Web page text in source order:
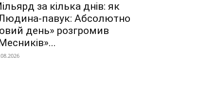
за кілька днів: як
павук: Абсолютно
день» розгромив